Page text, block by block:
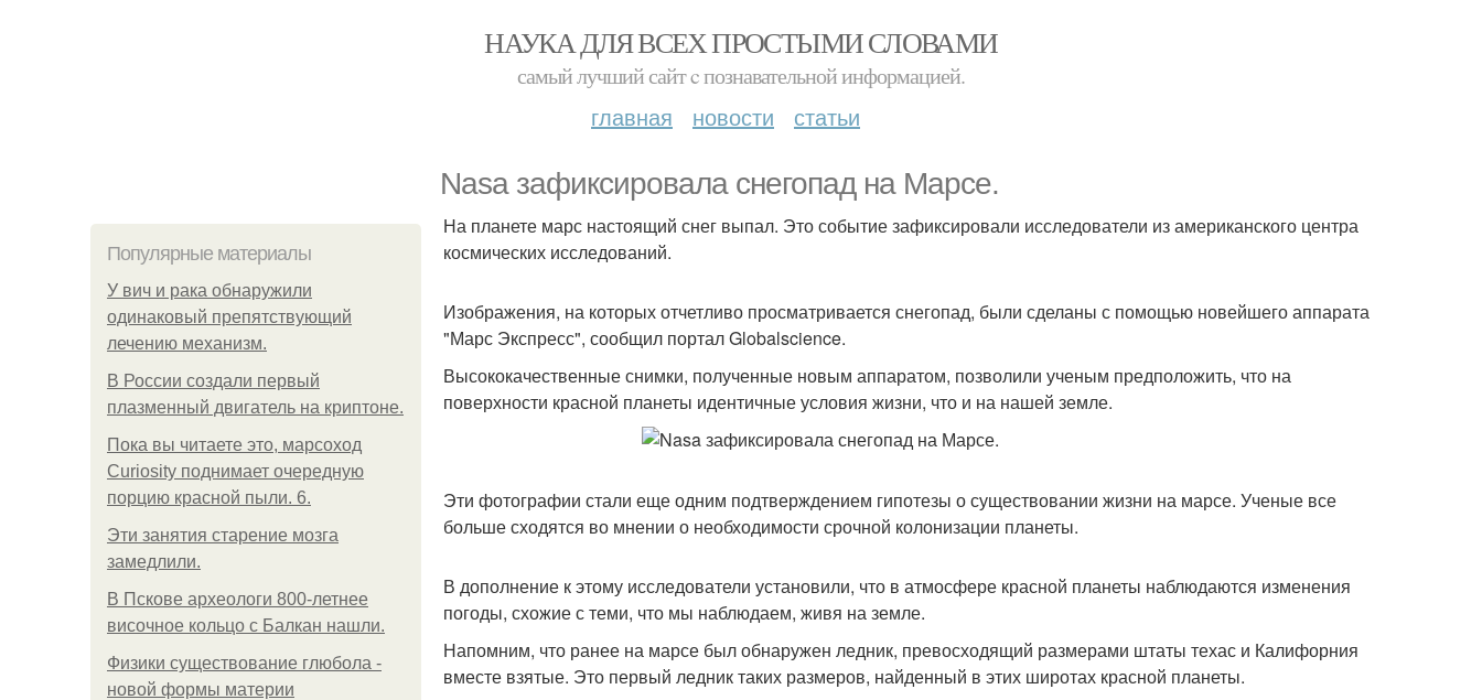
НАУКА ДЛЯ ВСЕХ ПРОСТЫМИ СЛОВАМИ
самый лучший сайт c познавательной информацией.
главная новости статьи
Nasa зафиксировала снегопад на Марсе.
Популярные материалы
У вич и рака обнаружили
одинаковый препятствующий
лечению механизм.
В России создали первый
плазменный двигатель на криптоне.
Пока вы читаете это, марсоход
Curiosity поднимает очередную
порцию красной пыли. 6.
Эти занятия старение мозга
замедлили.
В Пскове археологи 800-летнее
височное кольцо с Балкан нашли.
Физики существование глюбола -
новой формы материи
На планете марс настоящий снег выпал. Это событие зафиксировали исследователи из американского центра
космических исследований.
Изображения, на которых отчетливо просматривается снегопад, были сделаны с помощью новейшего аппарата
"Марс Экспресс", сообщил портал Globalscience.
Высококачественные снимки, полученные новым аппаратом, позволили ученым предположить, что на
поверхности красной планеты идентичные условия жизни, что и на нашей земле.
Эти фотографии стали еще одним подтверждением гипотезы о существовании жизни на марсе. Ученые все
больше сходятся во мнении о необходимости срочной колонизации планеты.
В дополнение к этому исследователи установили, что в атмосфере красной планеты наблюдаются изменения
погоды, схожие с теми, что мы наблюдаем, живя на земле.
Напомним, что ранее на марсе был обнаружен ледник, превосходящий размерами штаты техас и Калифорния
вместе взятые. Это первый ледник таких размеров, найденный в этих широтах красной планеты.